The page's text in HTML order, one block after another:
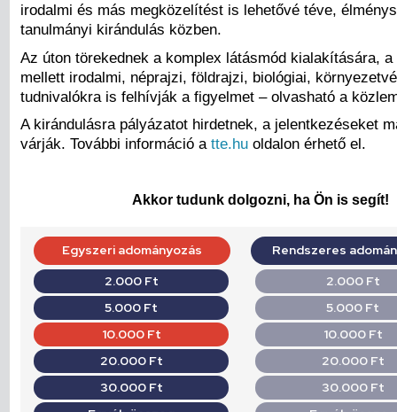
irodalmi és más megközelítést is lehetővé téve,
tanulmányi kirándulás közben.
Az úton törekednek a komplex látásmód kialakítására, a
mellett irodalmi, néprajzi, földrajzi, biológiai,
tudnivalókra is felhívják a figyelmet – olvasható a
A kirándulásra pályázatot hirdetnek, a jelentkezéseket
várják. További információ a tte.hu oldalon érhető el.
Akkor tudunk dolgozni, ha Ön is segít!